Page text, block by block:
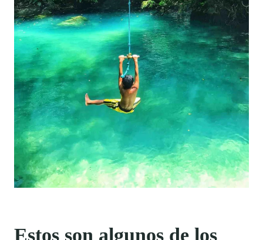
Estos son algunos de los